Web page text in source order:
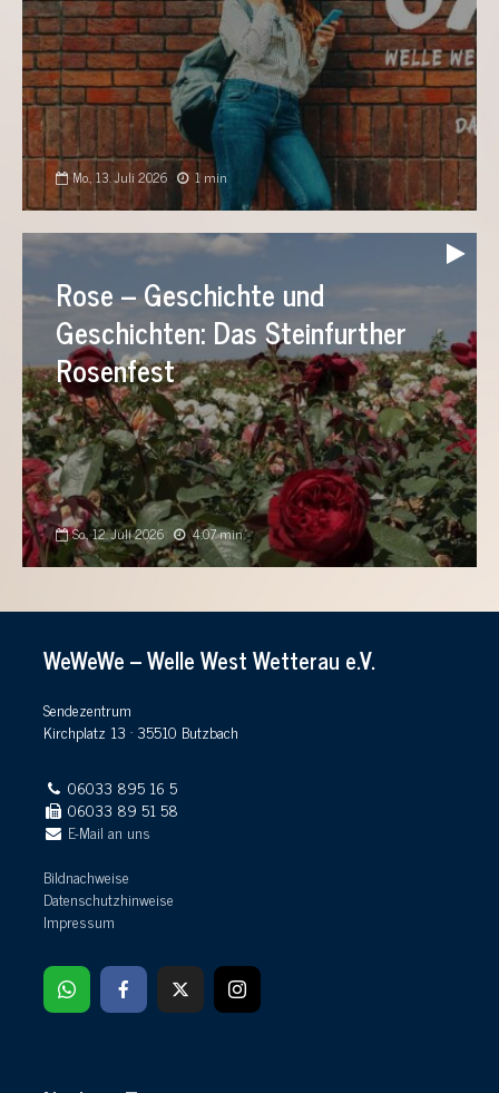
Mo., 13. Juli 2026 1 min
Audio-
Player
Rose – Geschichte und
Geschichten: Das Steinfurther
Rosenfest
So., 12. Juli 2026 4:07 min
WeWeWe – Welle West Wetterau e.V.
Sendezentrum
Kirchplatz 13 · 35510 Butzbach
06033 895 16 5
06033 89 51 58
E-Mail an uns
Bildnachweise
Datenschutzhinweise
Impressum